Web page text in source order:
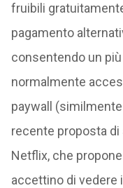
fruibili
pagamento
consentendo un
normalmente
paywall
recente proposta
Netflix, che
accettino di vedere